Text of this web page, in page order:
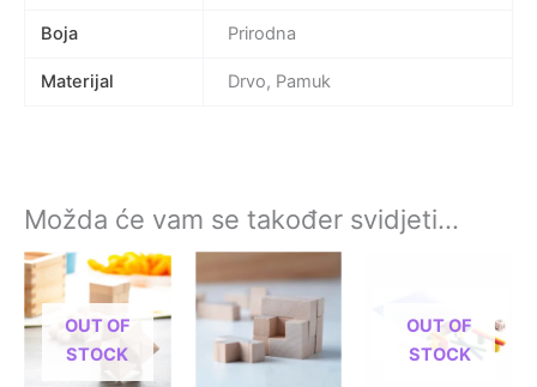
Boja Prirodna
Materijal Drvo, Pamuk
Možda će vam se također svidjeti…
OUT OF
STOCK
OUT OF
STOCK